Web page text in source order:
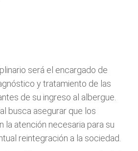
será el encargado de
y tratamiento de las
de su ingreso al albergue.
busca asegurar que los
la atención necesaria para su
reintegración a la sociedad.